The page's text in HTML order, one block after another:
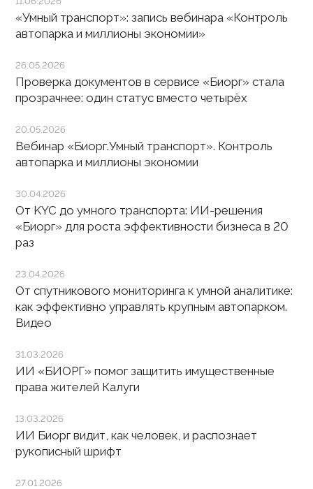
«Умный транспорт»: запись вебинара «Контроль
автопарка и миллионы экономии»
26.05.2026
Проверка документов в сервисе «Биорг» стала
прозрачнее: один статус вместо четырёх
20.05.2026
Вебинар «Биорг.Умный транспорт». Контроль
автопарка и миллионы экономии
30.04.2026
От KYC до умного транспорта: ИИ-решения
«Биорг» для роста эффективности бизнеса в 20
раз
23.04.2026
От спутникового мониторинга к умной аналитике:
как эффективно управлять крупным автопарком.
Видео
31.03.2026
ИИ «БИОРГ» помог защитить имущественные
права жителей Калуги
13.03.2026
ИИ Биорг видит, как человек, и распознает
рукописный шрифт
27.01.2026